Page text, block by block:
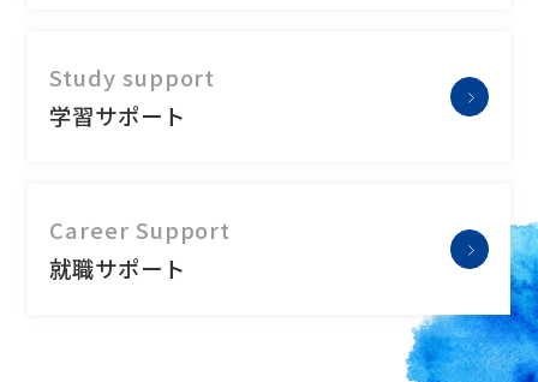
Study support
学習サポート
Career Support
就職サポート